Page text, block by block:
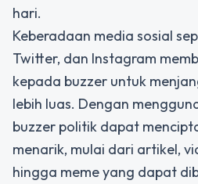
hari.
Keberadaan media sosial
Twitter, dan Instagram
kepada buzzer untuk
lebih luas. Dengan
buzzer politik dapat
menarik, mulai dari artikel,
hingga meme yang dapat